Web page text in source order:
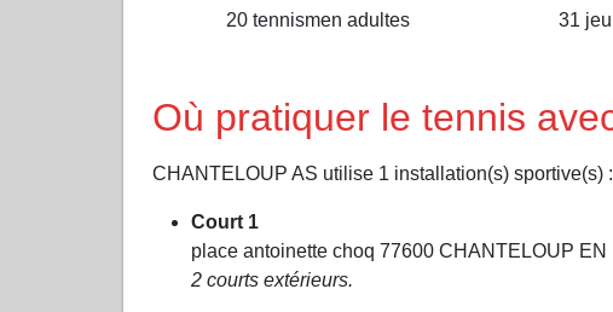
20 tennismen adultes 31
Où pratiquer le tennis
CHANTELOUP AS utilise 1 installation(s) sportive(s) :
Court 1
place antoinette choq 77600 CHANTELOUP EN
2 courts extérieurs.